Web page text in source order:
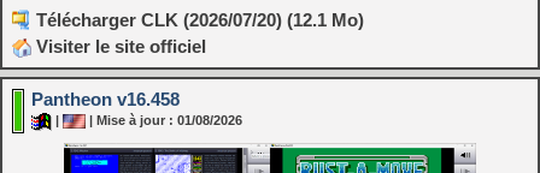
Télécharger CLK (2026/07/20) (12.1 Mo)
Visiter le site officiel
Pantheon v16.458
| Mise à jour : 01/08/2026